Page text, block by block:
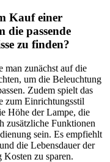
Kauf einer
die passende
zu finden?
zunächst auf die
um die Beleuchtung
Zudem spielt das
zum Einrichtungsstil
Höhe der Lampe, die
zusätzliche Funktionen
sein. Es empfiehlt
die Lebensdauer der
zu sparen.